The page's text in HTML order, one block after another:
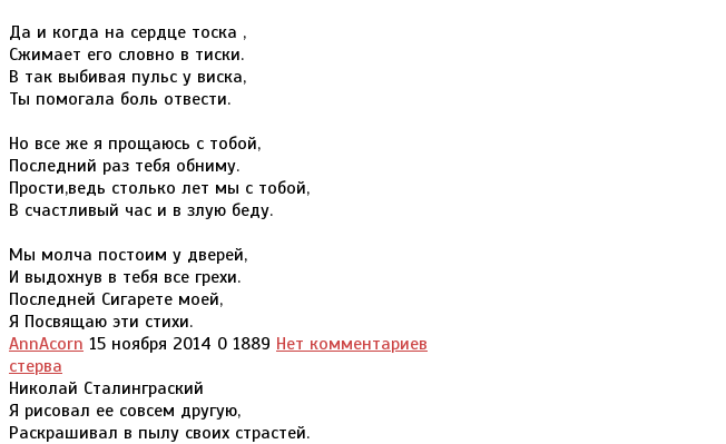
Да и когда на сердце тоска ,
Сжимает его словно в тиски.
В так выбивая пульс у виска,
Ты помогала боль отвести.
Но все же я прощаюсь с тобой,
Последний раз тебя обниму.
Прости,ведь столько лет мы с тобой,
В счастливый час и в злую беду.
Мы молча постоим у дверей,
И выдохнув в тебя все грехи.
Последней Сигарете моей,
Я Посвящаю эти стихи.
AnnAcorn 15 ноября 2014 0 1889 Нет комментариев
стерва
Николай Сталинграский
Я рисовал ее совсем другую,
Раскрашивал в пылу своих страстей.